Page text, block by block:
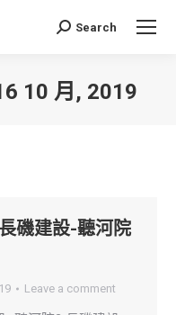
Search:
Search
10 月, 2019
磯建設-聽河院
Leave a comment